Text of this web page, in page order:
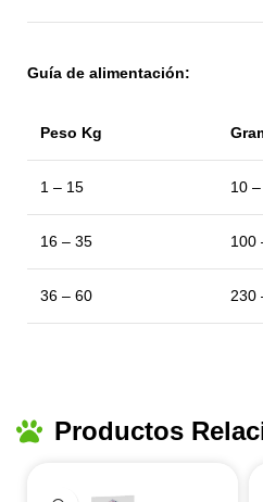
Guía de alimentación:
Peso Kg
1 – 15 10
16 – 35 100
36 – 60 230
Productos